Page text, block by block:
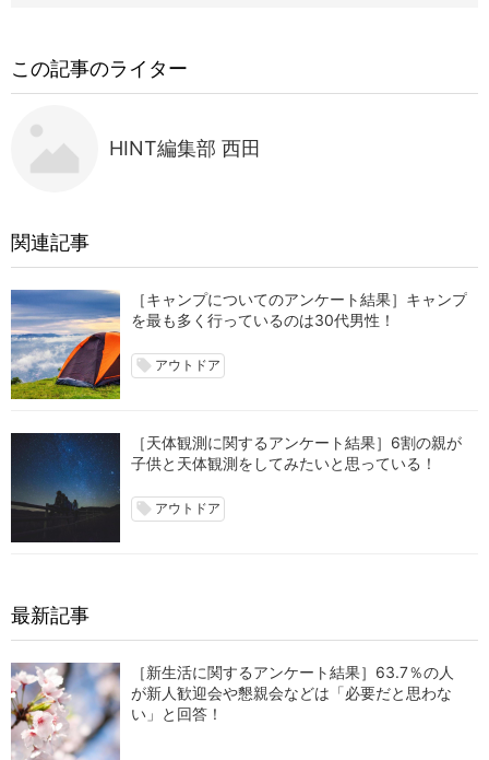
この記事のライター
HINT編集部 西田
関連記事
［キャンプについてのアンケート結果］キャンプ
を最も多く行っているのは30代男性！
local_offer アウトドア
［天体観測に関するアンケート結果］6割の親が
子供と天体観測をしてみたいと思っている！
local_offer アウトドア
最新記事
［新生活に関するアンケート結果］63.7％の人
が新人歓迎会や懇親会などは「必要だと思わな
い」と回答！